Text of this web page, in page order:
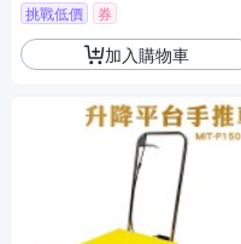
挑戰低價
券
加入購物車